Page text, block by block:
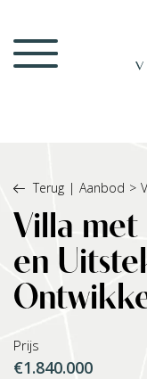
Terug | Aanbod >
Villa
en
Prijs
€1.840.000